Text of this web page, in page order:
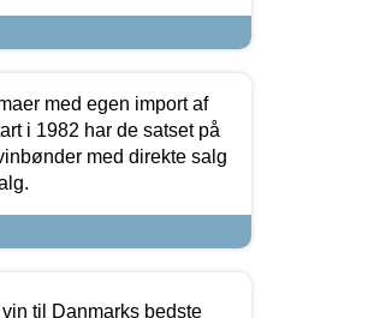
med egen import af
i 1982 har de satset på
med direkte salg
til Danmarks bedste